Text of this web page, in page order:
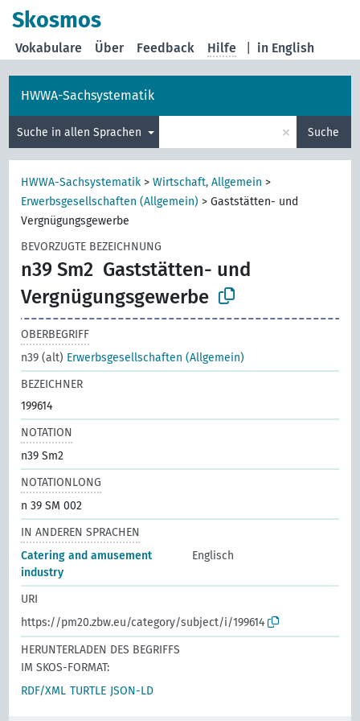
Skosmos
in English
Vokabulare Über Feedback Hilfe
HWWA-Sachsystematik
Suche in allen Sprachen × Suche
HWWA-Sachsystematik >Wirtschaft, Allgemein >
Erwerbsgesellschaften (Allgemein) >Gaststätten- und
Vergnügungsgewerbe
BEVORZUGTE BEZEICHNUNG
n39 Sm2 Gaststätten- und
Vergnügungsgewerbe
OBERBEGRIFF
n39 (alt) Erwerbsgesellschaften (Allgemein)
BEZEICHNER
199614
NOTATION
n39 Sm2
NOTATIONLONG
n 39 SM 002
IN ANDEREN SPRACHEN
Catering and amusement
industry
Englisch
URI
https://pm20.zbw.eu/category/subject/i/199614
HERUNTERLADEN DES BEGRIFFS
IM SKOS-FORMAT:
RDF/XML TURTLE JSON-LD